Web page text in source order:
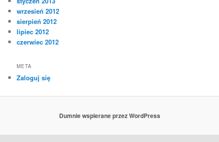
wrzesień 2012
sierpień 2012
lipiec 2012
czerwiec 2012
META
Zaloguj się
Dumnie wspierane przez WordPress